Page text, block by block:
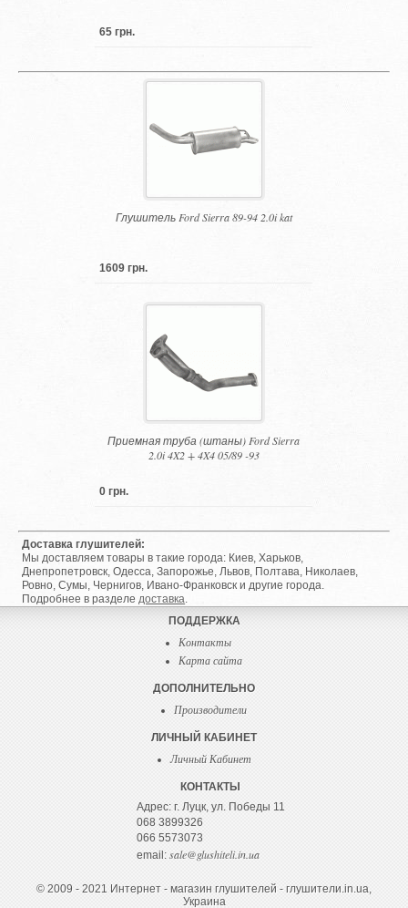
65 грн.
Глушитель Ford Sierra 89-94 2.0i kat
1609 грн.
Приемная труба (штаны) Ford Sierra
2.0i 4X2 + 4X4 05/89 -93
0 грн.
Доставка глушителей:
Мы доставляем товары в такие города: Киев, Харьков,
Днепропетровск, Одесса, Запорожье, Львов, Полтава, Николаев,
Ровно, Сумы, Чернигов, Ивано-Франковск и другие города.
Подробнее в разделедоставка.
ПОДДЕРЖКА
Контакты
Карта сайта
ДОПОЛНИТЕЛЬНО
Производители
ЛИЧНЫЙ КАБИНЕТ
Личный Кабинет
КОНТАКТЫ
Адрес: г. Луцк, ул. Победы 11
068 3899326
066 5573073
email: sale@glushiteli.in.ua
© 2009 - 2021 Интернет - магазин глушителей - глушители.in.ua,
Украина